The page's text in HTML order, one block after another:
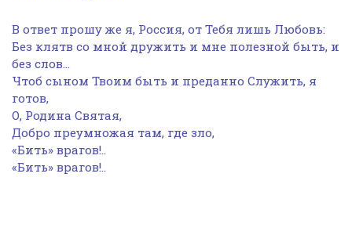
В ответ прошу же я, Россия, от Тебя лишь Любовь:
Без клятв со мной дружить и мне полезной быть, и
без слов…
Чтоб сыном Твоим быть и преданно Служить, я
готов,
О, Родина Святая,
Добро преумножая там, где зло,
«Бить» врагов!..
«Бить» врагов!..